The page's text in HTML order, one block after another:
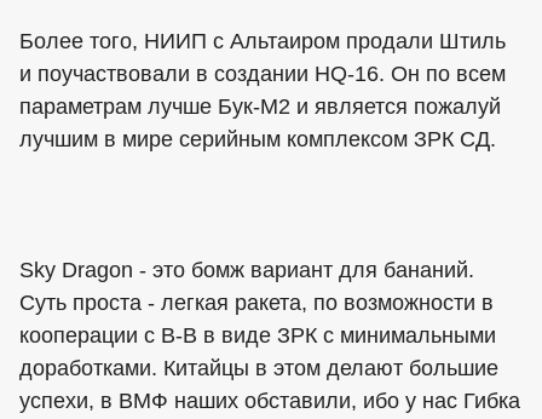
Более того, НИИП с Альтаиром продали Штиль
и поучаствовали в создании HQ-16. Он по всем
параметрам лучше Бук-М2 и является пожалуй
лучшим в мире серийным комплексом ЗРК СД.
Sky Dragon - это бомж вариант для бананий.
Суть проста - легкая ракета, по возможности в
кооперации с В-В в виде ЗРК с минимальными
доработками. Китайцы в этом делают большие
успехи, в ВМФ наших обставили, ибо у нас Гибка